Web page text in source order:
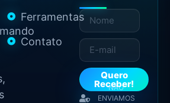
Ferramentas
Contato
Quero
Receber!
NÃO
ENVIAMOS